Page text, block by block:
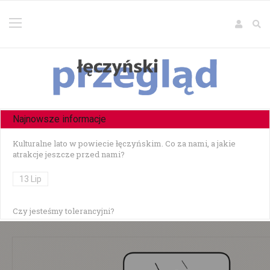
Najnowsze informacje
Kulturalne lato w powiecie łęczyńskim. Co za nami, a jakie
atrakcje jeszcze przed nami?
13 Lip
Czy jesteśmy tolerancyjni?
Czołowe zderzenie w Zezulinie Niższym — 19-latek stracił